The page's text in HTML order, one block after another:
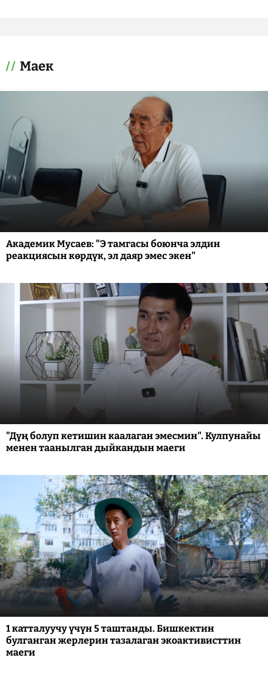
Маек
Академик Мусаев: "Э тамгасы боюнча элдин
реакциясын көрдүк, эл даяр эмес экен"
"Дүң болуп кетишин каалаган эмесмин". Кулпунайы
менен таанылган дыйкандын маеги
1 катталуучу үчүн 5 таштанды. Бишкектин
булганган жерлерин тазалаган экоактивисттин
маеги